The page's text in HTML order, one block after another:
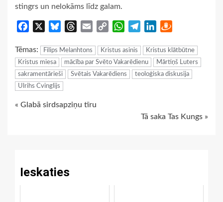
stingrs un nelokāms līdz galam.
Facebook BlueskyThreads
Email
Copy
WhatsApp
TelegramLinkedIn
Tēmas: Filips Melanhtons Kristus asinis
Kristus klātbūtne
Kristus miesa
mācība par Svēto Vakarēdienu
Mārtiņš Luters
sakramentārieši
Svētais Vakarēdiens
teoloģiska diskusija
Ulrihs Cvinglijs
Continue
« Glabā sirdsapziņu tīru
Tā saka Tas Kungs »
Ieskaties